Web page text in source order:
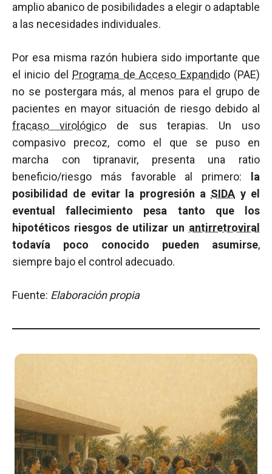
amplio abanico de posibilidades a elegir o adaptable
a las necesidades individuales.
Por esa misma razón hubiera sido importante que
el inicio del Programa de Acceso Expandido(PAE)
no se postergara más, al menos para el grupo de
pacientes en mayor situación de riesgo debido al
fracaso virológicode sus terapias. Un uso
compasivo precoz, como el que se puso en
marcha con tipranavir, presenta una ratio
beneficio/riesgo más favorable al primero:
la
posibilidad de evitar la progresión a SIDA y el
eventual fallecimiento pesa tanto que los
hipotéticos riesgos de utilizar un antirretroviral
todavía poco conocido pueden asumirse,
siempre bajo el control adecuado.
Fuente: Elaboración propia